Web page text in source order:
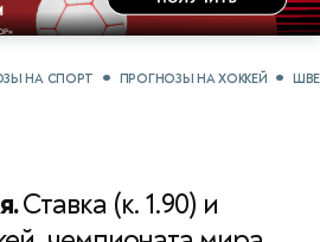
НА СПОРТ ПРОГНОЗЫ НА ХОККЕЙ
Ставка (к. 1.90) и